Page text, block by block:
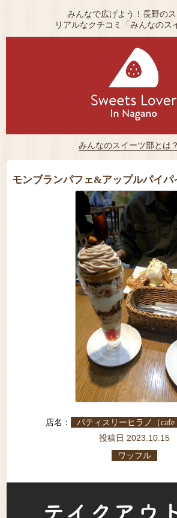
みんなで広げよう！長野の
リアルなクチコミ「みんなのス
みんなのスイーツ部とは？
モンブランパフェ&アップルパイパ
店名： パティスリーヒラノ（cafe
投稿日 2023.10.15
ワッフル